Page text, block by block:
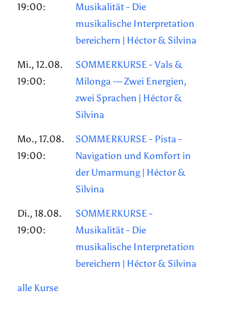
19:00:
Musikalität - Die
musikalische Interpretation
bereichern | Héctor & Silvina
Mi., 12.08.
19:00:
SOMMERKURSE - Vals &
Milonga — Zwei Energien,
zwei Sprachen | Héctor &
Silvina
Mo., 17.08.
19:00:
SOMMERKURSE - Pista -
Navigation und Komfort in
der Umarmung | Héctor &
Silvina
Di., 18.08.
19:00:
SOMMERKURSE -
Musikalität - Die
musikalische Interpretation
bereichern | Héctor & Silvina
alle Kurse